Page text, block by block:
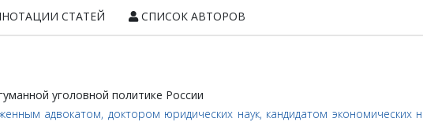
СТАТЕЙ СПИСОК АВТОРОВ
уголовной политике России
адвокатом, доктором юридических наук, кандидатом